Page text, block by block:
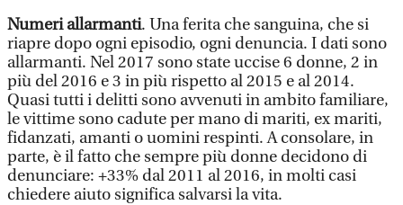
Numeri allarmanti. Una ferita che sanguina, che si
riapre dopo ogni episodio, ogni denuncia. I dati sono
allarmanti. Nel 2017 sono state uccise 6 donne, 2 in
più del 2016 e 3 in più rispetto al 2015 e al 2014.
Quasi tutti i delitti sono avvenuti in ambito familiare,
le vittime sono cadute per mano di mariti, ex mariti,
fidanzati, amanti o uomini respinti. A consolare, in
parte, è il fatto che sempre più donne decidono di
denunciare: +33% dal 2011 al 2016, in molti casi
chiedere aiuto significa salvarsi la vita.